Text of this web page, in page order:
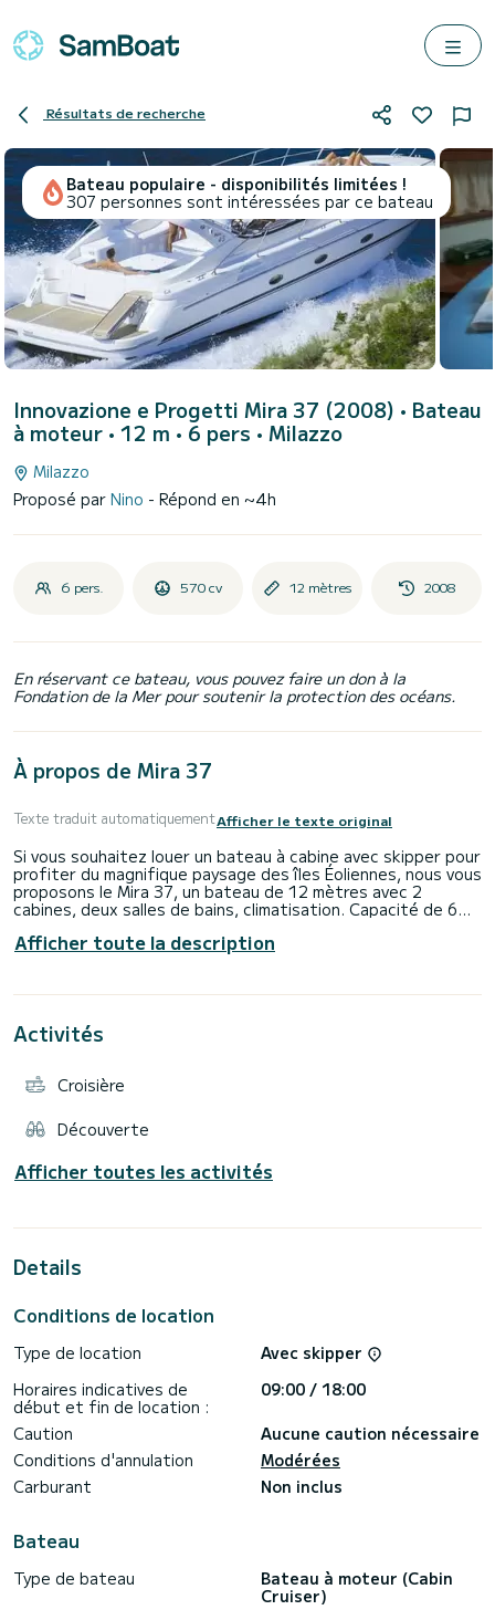
Résultats de recherche
Bateau populaire - disponibilités limitées !
307 personnes sont intéressées par ce bateau
Innovazione e Progetti Mira 37 (2008) • Bateau
à moteur • 12 m • 6 pers • Milazzo
Milazzo
Proposé par Nino - Répond en ~4h
6 pers. 570 cv 12 mètres 2008
En réservant ce bateau, vous pouvez faire un don à la
Fondation de la Mer pour soutenir la protection des océans.
À propos de Mira 37
Texte traduit automatiquementAfficher le texte original
Si vous souhaitez louer un bateau à cabine avec skipper pour
profiter du magnifique paysage des îles Éoliennes, nous vous
proposons le Mira 37, un bateau de 12 mètres avec 2
cabines, deux salles de bains, climatisation. Capacité de 6
Milazzo, îles Éoliennes, Messine. Programme : sorties
quotidiennes (Contact information hidden) Maximum 6
Afficher toute la description
Activités
Croisière
Découverte
Afficher toutes les activités
Details
Conditions de location
Type de location
Avec skipper
Horaires indicatives de
début et fin de location :
09:00 / 18:00
Caution
Aucune caution nécessaire
Conditions d'annulation
Modérées
Carburant
Non inclus
Bateau
Type de bateau
Bateau à moteur (Cabin
Cruiser)